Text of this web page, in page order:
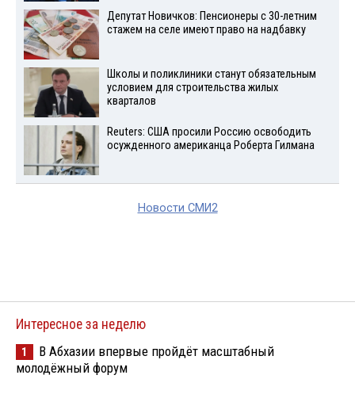
Депутат Новичков: Пенсионеры с 30-летним
стажем на селе имеют право на надбавку
Школы и поликлиники станут обязательным
условием для строительства жилых
кварталов
Reuters: США просили Россию освободить
осужденного американца Роберта Гилмана
Новости СМИ2
Интересное за неделю
1
В Абхазии впервые пройдёт масштабный
молодёжный форум